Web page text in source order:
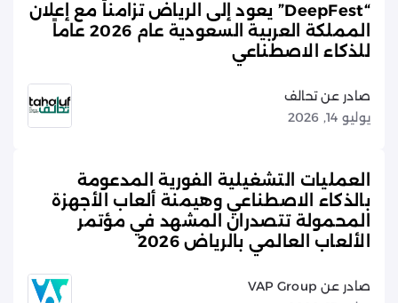
“DeepFest” يعود إلى الرياض تزامناً مع إعلان
المملكة العربية السعودية عام 2026 عاماً
للذكاء الاصطناعي
صادر عن تحالف
يوليو 14, 2026
العمليات التشغيلية الفورية المدعومة
بالذكاء الاصطناعي وهيمنة ألعاب الأجهزة
المحمولة تتصدران المشهد في مؤتمر
الألعاب العالمي بالرياض 2026
صادر عن VAP Group